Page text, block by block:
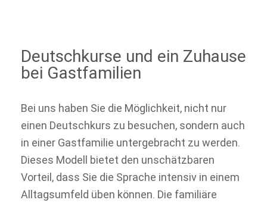
Deutschkurse und ein Zuhause
bei Gastfamilien
Bei uns haben Sie die Möglichkeit, nicht nur
einen Deutschkurs zu besuchen, sondern auch
in einer Gastfamilie untergebracht zu werden.
Dieses Modell bietet den unschätzbaren
Vorteil, dass Sie die Sprache intensiv in einem
Alltagsumfeld üben können. Die familiäre